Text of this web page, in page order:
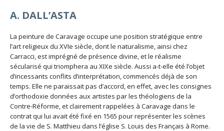
A. DALL’ASTA
La peinture de Caravage occupe une position stratégique entre
l’art religieux du XVIe siècle, dont le naturalisme, ainsi chez
Carracci, est imprégné de présence divine, et le réalisme
sécularisé qui triomphera au XIXe siècle. Aussi a-t-elle été l’objet
d’incessants conflits d’interprétation, commencés déjà de son
temps. Elle ne paraissait pas d’accord, en effet, avec les consignes
d’orthodoxie données aux artistes par les théologiens de la
Contre-Réforme, et clairement rappelées à Caravage dans le
contrat qui lui avait été fixé en 1565 pour représenter les scènes
de la vie de S. Matthieu dans l’église S. Louis des Français à Rome.